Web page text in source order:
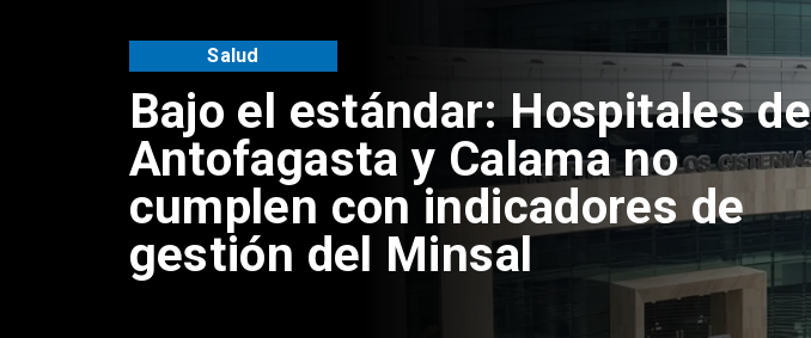
Universidad de Antofagasta
inaugura mejoramiento del
acceso universal en el Campus
Coloso
Antofagasta